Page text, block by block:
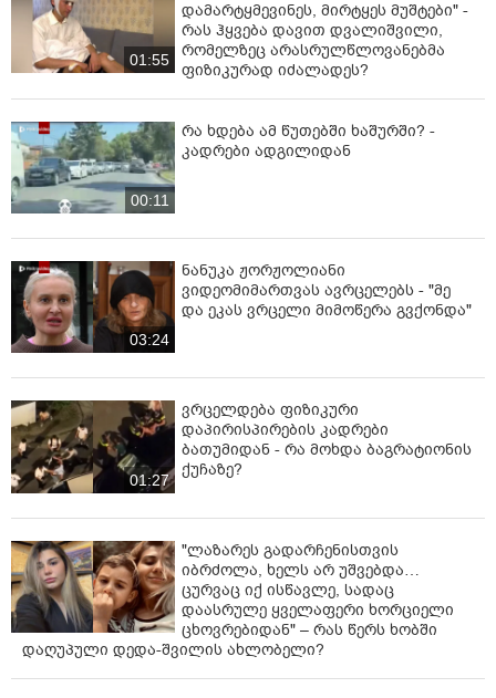
სამართლის კოდექსის 314-ე მუხლის პირველი
ნაწილით მიმდინარეობს, რაც სასჯელის სახით 8-დან
12 წლამდე თავისუფლების აღკვეთას ითვალისწინებს.
სახელმწიფო უსაფრთხოების სამსახური, სხვა
სამართალდამცავ უწყებებთან მჭიდრო
კოორდინაციით, გააგრძელებს აქტიურ მუშაობას უცხო
ქვეყნების სადაზვერვო ქსელების სხვა წევრების
გამოვლენისა და ზოგადად, ჩვენი ქვეყნის
უსაფრთხოების სისტემის კიდევ უფრო გაძლიერების
მიზნით",- ნათქვამია ინფორმაციაში.
01:55
დამარტყმევინეს, მირტყეს მუშტები" -
რას ჰყვება დავით დვალიშვილი,
რომელზეც არასრულწლოვანებმა
ფიზიკურად იძალადეს?
00:11
რა ხდება ამ წუთებში ხაშურში? -
კადრები ადგილიდან
03:24
ნანუკა ჟორჟოლიანი
ვიდეომიმართვას ავრცელებს - "მე
და ეკას ვრცელი მიმოწერა გვქონდა"
01:27
ვრცელდება ფიზიკური
დაპირისპირების კადრები
ბათუმიდან - რა მოხდა ბაგრატიონის
ქუჩაზე?
"ლაზარეს გადარჩენისთვის
იბრძოლა, ხელს არ უშვებდა…
ცურვაც იქ ისწავლე, სადაც
დაასრულე ყველაფერი ხორციელი
ცხოვრებიდან" – რას წერს ხობში
დაღუპული დედა-შვილის ახლობელი?